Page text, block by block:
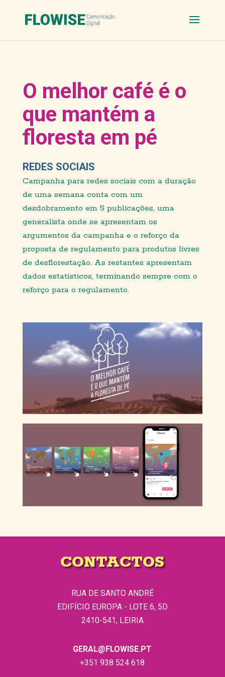
O melhor café é o
que mantém a
floresta em pé
REDES SOCIAIS
Campanha para redes sociais com a duração
de uma semana conta com um
desdobramento em 5 publicações, uma
generalista onde se apresentam os
argumentos da campanha e o reforço da
proposta de regulamento para produtos livres
de desflorestação. As restantes apresentam
dados estatísticos, terminando sempre com o
reforço para o regulamento.
CONTACTOS
RUA DE SANTO ANDRÉ
EDIFÍCIO EUROPA - LOTE 6, 5D
2410-541, LEIRIA
GERAL@FLOWISE.PT
+351 938 524 618